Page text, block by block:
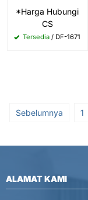
*Harga Hubungi
CS
Tersedia / DF-1671
Sebelumnya 1
ALAMAT KAMI